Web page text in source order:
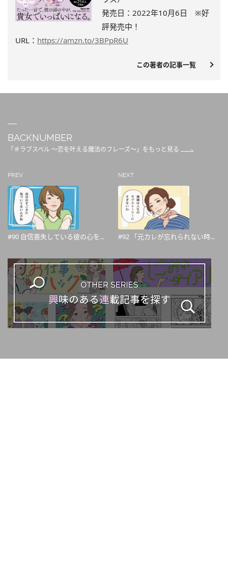
発売日：2022年10月6日 ※好
評発売中 ！
URL： https://amzn.to/3BPpR6U
この著者の記事一覧
BACKNUMBER
「＃ラブスペル ～恋を叶える魔法のフレーズ～」をもっと見る
PREV
#90 自信喪失している彼の心を...
NEXT
#92 「元カレが忘れられない時...